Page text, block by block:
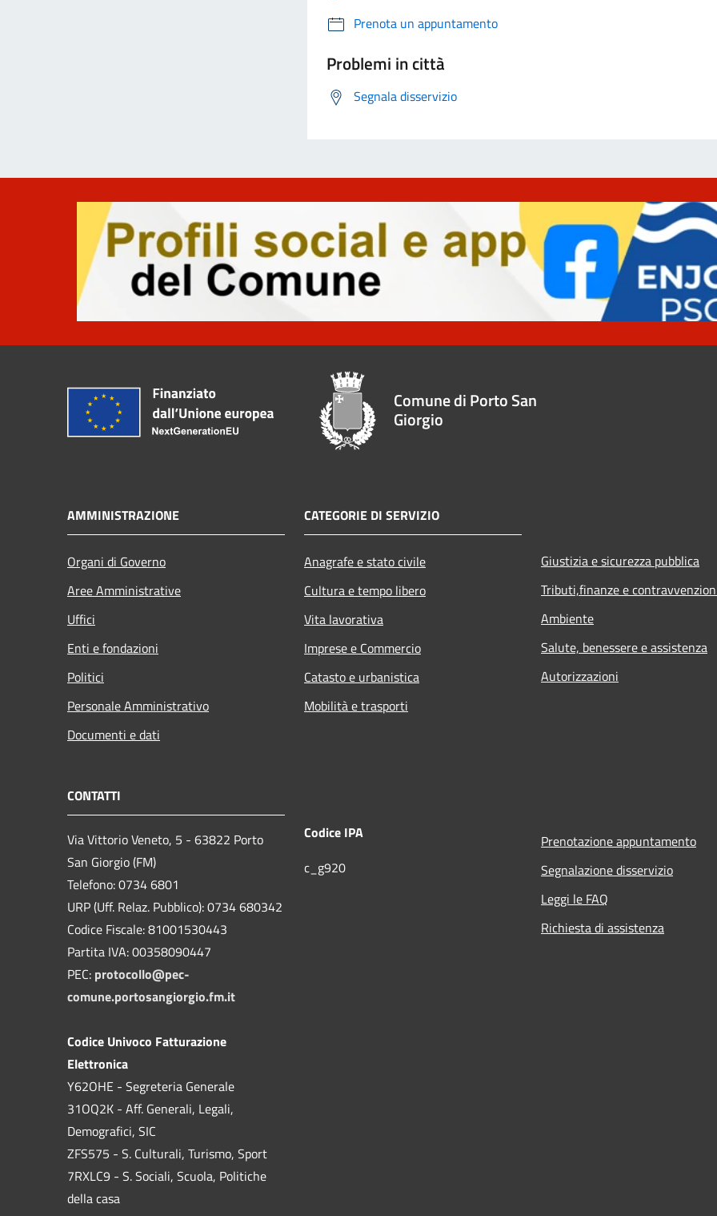
Prenota un appuntamento
Problemi in città
Segnala disservizio
Comune di Porto San
Giorgio
AMMINISTRAZIONE
Organi di Governo
Aree Amministrative
Uffici
Enti e fondazioni
Politici
Personale Amministrativo
Documenti e dati
CATEGORIE DI SERVIZIO
Anagrafe e stato civile
Cultura e tempo libero
Vita lavorativa
Imprese e Commercio
Catasto e urbanistica
Mobilità e trasporti
Giustizia e sicurezza pubblica
Tributi,finanze e
Ambiente
Salute, benessere e assistenza
Autorizzazioni
CONTATTI
Via Vittorio Veneto, 5 - 63822 Porto
San Giorgio (FM)
Telefono: 0734 6801
URP (Uff. Relaz. Pubblico): 0734 680342
Codice Fiscale: 81001530443
Partita IVA: 00358090447
PEC: protocollo@pec-
comune.portosangiorgio.fm.it
Codice Univoco Fatturazione
Elettronica
Y62OHE - Segreteria Generale
31OQ2K - Aff. Generali, Legali,
Demografici, SIC
ZFS575 - S. Culturali, Turismo, Sport
7RXLC9 - S. Sociali, Scuola, Politiche
della casa
Codice IPA
c_g920
Prenotazione appuntamento
Segnalazione disservizio
Leggi le FAQ
Richiesta di assistenza